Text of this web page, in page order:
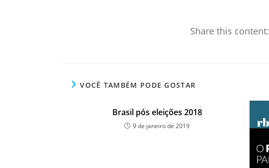
Share this content:
VOCÊ TAMBÉM PODE GOSTAR
Brasil pós eleições 2018
9 de janeiro de 2019